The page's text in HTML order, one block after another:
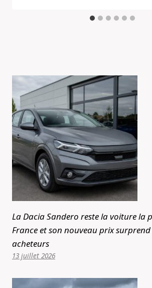
La Dacia Sandero reste la voiture la
France et son nouveau prix surprend
acheteurs
13 juillet 2026